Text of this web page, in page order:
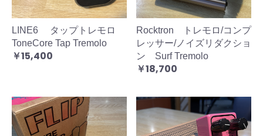
LINE6 タップトレモロ
ToneCore Tap Tremolo
￥15,400
Rocktron トレモロ/コンプ
レッサー/ノイズリダクショ
ン Surf Tremolo
￥18,700